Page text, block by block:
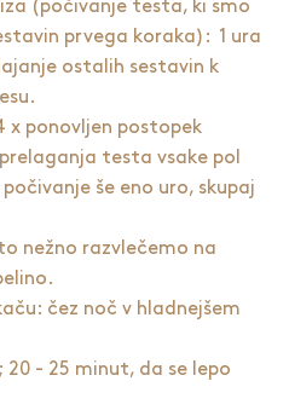
(počivanje testa, ki smo
prvega koraka): 1 ura
ostalih sestavin k
x ponovljen postopek
testa vsake pol
še eno uro, skupaj
nežno razvlečemo na
čez noč v hladnejšem
20 - 25 minut, da se lepo